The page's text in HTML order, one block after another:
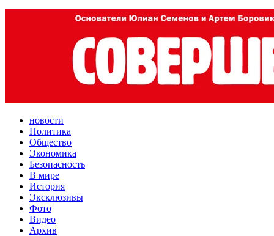
новости
Политика
Общество
Экономика
Безопасность
В мире
История
Эксклюзивы
Фото
Видео
Архив